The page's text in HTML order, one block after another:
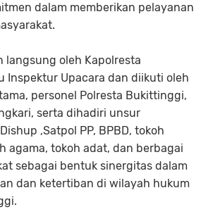
dalam memberikan pelayanan
langsung oleh Kapolresta
Inspektur Upacara dan diikuti oleh
personel Polresta Bukittinggi,
serta dihadiri unsur
,Satpol PP, BPBD, tokoh
agama, tokoh adat, dan berbagai
sebagai bentuk sinergitas dalam
dan ketertiban di wilayah hukum